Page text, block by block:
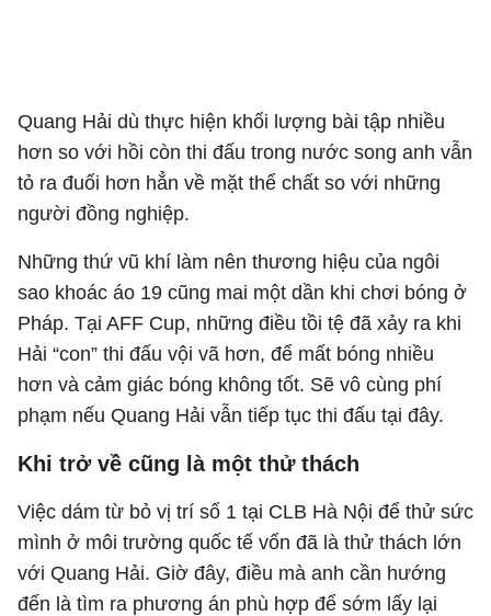
Quang Hải dù thực hiện khối lượng bài tập nhiều
hơn so với hồi còn thi đấu trong nước song anh vẫn
tỏ ra đuối hơn hẳn về mặt thể chất so với những
người đồng nghiệp.
Những thứ vũ khí làm nên thương hiệu của ngôi
sao khoác áo 19 cũng mai một dần khi chơi bóng ở
Pháp. Tại AFF Cup, những điều tồi tệ đã xảy ra khi
Hải “con” thi đấu vội vã hơn, để mất bóng nhiều
hơn và cảm giác bóng không tốt. Sẽ vô cùng phí
phạm nếu Quang Hải vẫn tiếp tục thi đấu tại đây.
Khi trở về cũng là một thử thách
Việc dám từ bỏ vị trí số 1 tại CLB Hà Nội để thử sức
mình ở môi trường quốc tế vốn đã là thử thách lớn
với Quang Hải. Giờ đây, điều mà anh cần hướng
đến là tìm ra phương án phù hợp để sớm lấy lại